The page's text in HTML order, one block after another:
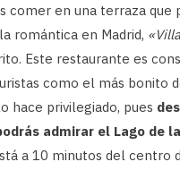
comer en una terraza que
romántica en Madrid,
Este restaurante es
como el más bonito
hace privilegiado, pues
admirar el Lago de
a 10 minutos del centro